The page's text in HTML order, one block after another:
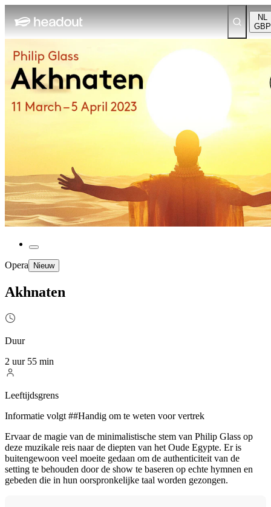
NL
GBP
Opera Nieuw
Akhnaten
Duur
2 uur 55 min
Leeftijdsgrens
Informatie volgt ##Handig om te weten voor vertrek
Ervaar de magie van de minimalistische stem van Philip Glass op
deze muzikale reis naar de diepten van het Oude Egypte. Er is
buitengewoon veel moeite gedaan om de authenticiteit van de
setting te behouden door de show te baseren op echte hymnen en
gebeden die in hun oorspronkelijke taal worden gezongen.